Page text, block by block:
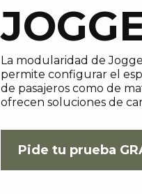
La modularidad de
permite configurar el
de pasajeros como de
ofrecen soluciones de
Pide tu prueba